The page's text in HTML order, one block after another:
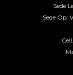
Sede
Sede Op:
Cell.